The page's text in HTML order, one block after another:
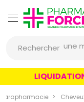
Rechercher
un
une
Parapharmacie